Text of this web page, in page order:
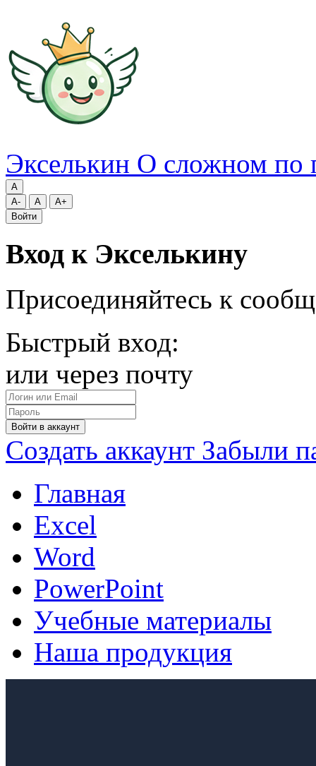
Экселькин О сложном по
A
A-
A
A+
Войти
Вход к Экселькину
Присоединяйтесь к
Быстрый вход:
или через почту
Войти в аккаунт
Создать аккаунт Забыли
Главная
Excel
Word
PowerPoint
Учебные материалы
Наша продукция